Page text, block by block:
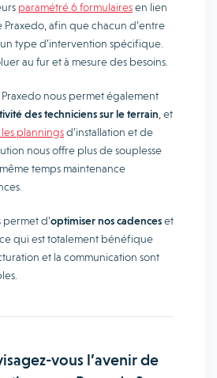
paramétré 6 formulairesen lien
Praxedo, afin que chacun d’entre
type d’intervention spécifique.
au fur et à mesure des besoins.
nous permet également
des techniciens sur le terrain, et
planningsd’installation et de
nous offre plus de souplesse
temps maintenance
permet d’optimiser nos cadenceset
qui est totalement bénéfique
et la communication sont
vous l’avenir de